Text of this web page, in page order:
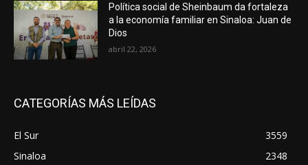
Política social de Sheinbaum da fortaleza
a la economía familiar en Sinaloa: Juan de
Dios
abril 22, 2026
CATEGORÍAS MÁS LEÍDAS
El Sur
3559
Sinaloa
2348